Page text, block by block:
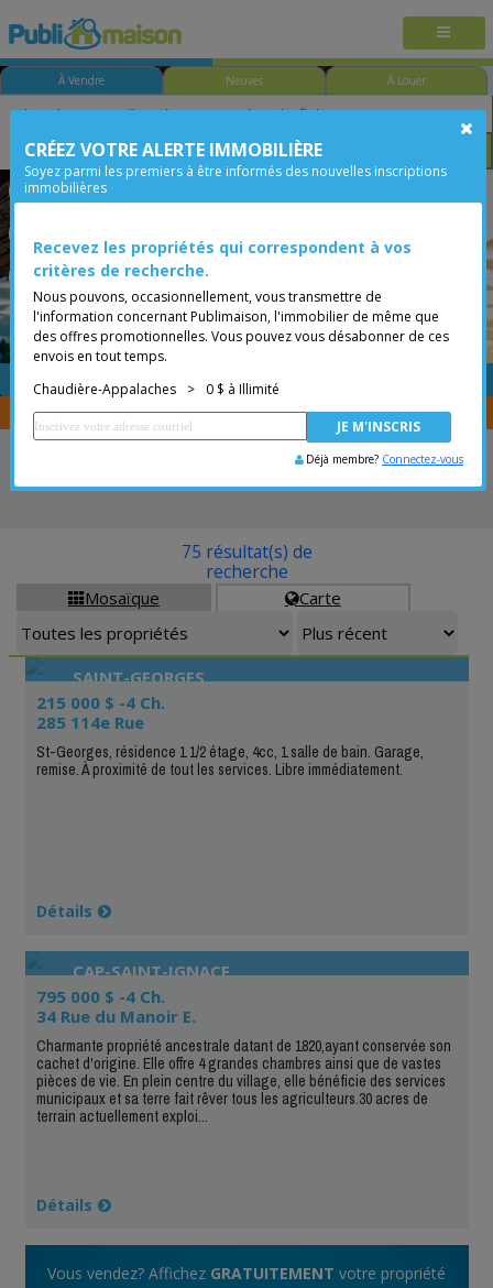
À Vendre Neuves À Louer
Chambre Prix
L'Islet Chaudière-Appalaches
Cottage-jumelé
Placer une annonce GRATUITE
Vous êtes courtier, transférer vos propriétés avecCENTRIS
Mosaïque Carte
75 résultat(s) de
recherche
SAINT-GEORGES
215 000 $ -4 Ch.
285 114e Rue
St-Georges, résidence 1 1/2 étage, 4cc, 1 salle de bain. Garage,
remise. À proximité de tout les services. Libre immédiatement.
Détails
CAP-SAINT-IGNACE
795 000 $ -4 Ch.
34 Rue du Manoir E.
Charmante propriété ancestrale datant de 1820,ayant conservée son
cachet d'origine. Elle offre 4 grandes chambres ainsi que de vastes
pièces de vie. En plein centre du village, elle bénéficie des services
municipaux et sa terre fait rêver tous les agriculteurs.30 acres de
terrain actuellement exploi...
Détails
Vous vendez? Affichez GRATUITEMENT votre propriété
CRÉEZ VOTRE ALERTE IMMOBILIÈRE
Soyez parmi les premiers à être informés des nouvelles inscriptions
immobilières
Recevez les propriétés qui correspondent à vos
critères de recherche.
Nous pouvons, occasionnellement, vous transmettre de
l'information concernant Publimaison, l'immobilier de même que
des offres promotionnelles. Vous pouvez vous désabonner de ces
envois en tout temps.
Chaudière-Appalaches
> 0 $ à Illimité
Déjà membre? Connectez-vous